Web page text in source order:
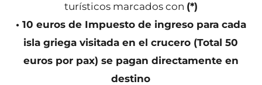
turísticos marcados con (*)
• 10 euros de Impuesto de ingreso para cada
isla griega visitada en el crucero (Total 50
euros por pax) se pagan directamente en
destino